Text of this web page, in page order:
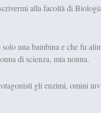
alla facoltà di
una bambina e che fu
di scienza, mia nonna.
gli enzimi, omini